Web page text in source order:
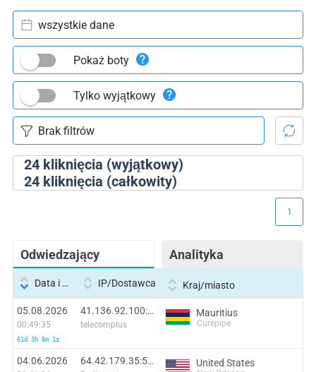
24kliknięcia (wyjątkowy)
24kliknięcia (całkowity)
wszystkie dane
Pokaż boty
Tylko wyjątkowy
Odwiedzający Analityka
1
Data i godzina IP/Dostawca Kraj/miasto
05.08.2026
00:49:35
61d 3h 8m 1s
41.136.92.100:57160
telecomplus
Mauritius
Curepipe
04.06.2026 64.42.179.35:56402 United States